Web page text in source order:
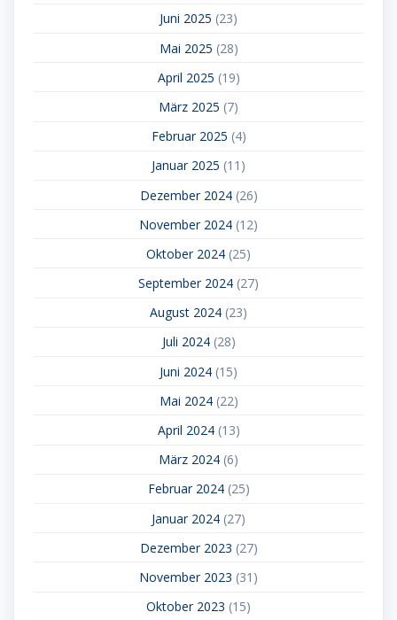
Juni 2025 (23)
Mai 2025 (28)
April 2025 (19)
März 2025 (7)
Februar 2025 (4)
Januar 2025 (11)
Dezember 2024(26)
November 2024 (12)
Oktober 2024 (25)
September 2024 (27)
August 2024 (23)
Juli 2024(28)
Juni 2024 (15)
Mai 2024(22)
April 2024(13)
März 2024 (6)
Februar 2024(25)
Januar 2024 (27)
Dezember 2023 (27)
November 2023 (31)
Oktober 2023 (15)